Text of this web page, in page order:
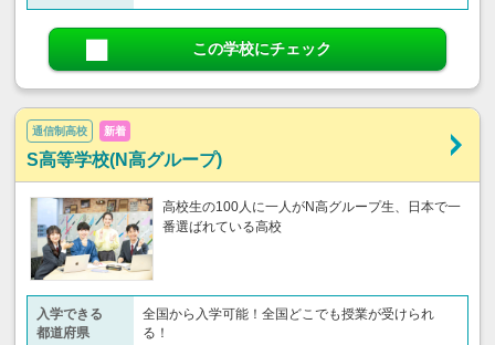
この学校にチェック
通信制高校 新着
S高等学校(N高グループ)
高校生の100人に一人がN高グループ生、日本で一
番選ばれている高校
入学できる
都道府県
全国から入学可能！全国どこでも授業が受けられ
る！